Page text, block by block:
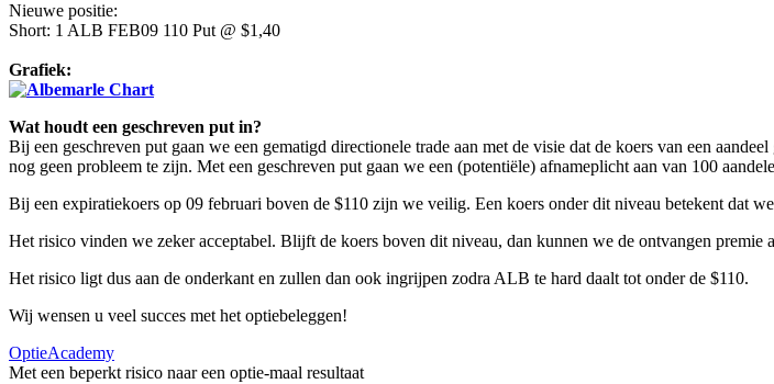
Nieuwe positie:
Short: 1 ALB FEB09 110 Put @ $1,40
Grafiek:
Wat houdt een geschreven put in?
Bij een geschreven put gaan we een gematigd directionele trade aan met de visie dat de koers van een
nog geen probleem te zijn. Met een geschreven put gaan we een (potentiële) afnameplicht aan van 100
Bij een expiratiekoers op 09 februari boven de $110 zijn we veilig. Een koers onder dit niveau betekent dat
Het risico vinden we zeker acceptabel. Blijft de koers boven dit niveau, dan kunnen we de ontvangen
Het risico ligt dus aan de onderkant en zullen dan ook ingrijpen zodra ALB te hard daalt tot onder de $110.
Wij wensen u veel succes met het optiebeleggen!
OptieAcademy
Met een beperkt risico naar een optie-maal resultaat